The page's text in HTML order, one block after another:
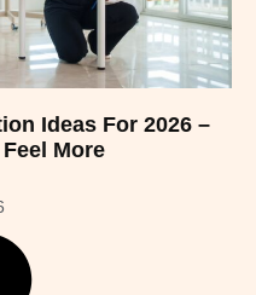
Ideas For 2026 –
More